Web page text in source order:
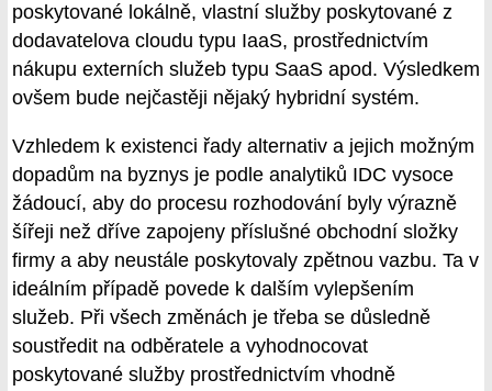
poskytované lokálně, vlastní služby poskytované z
dodavatelova cloudu typu IaaS, prostřednictvím
nákupu externích služeb typu SaaS apod. Výsledkem
ovšem bude nejčastěji nějaký hybridní systém.
Vzhledem k existenci řady alternativ a jejich možným
dopadům na byznys je podle analytiků IDC vysoce
žádoucí, aby do procesu rozhodování byly výrazně
šířeji než dříve zapojeny příslušné obchodní složky
firmy a aby neustále poskytovaly zpětnou vazbu. Ta v
ideálním případě povede k dalším vylepšením
služeb. Při všech změnách je třeba se důsledně
soustředit na odběratele a vyhodnocovat
poskytované služby prostřednictvím vhodně